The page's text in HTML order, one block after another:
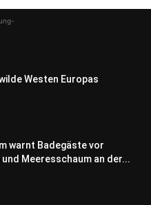
Westen Europas
warnt Badegäste vor
und Meeresschaum an der...